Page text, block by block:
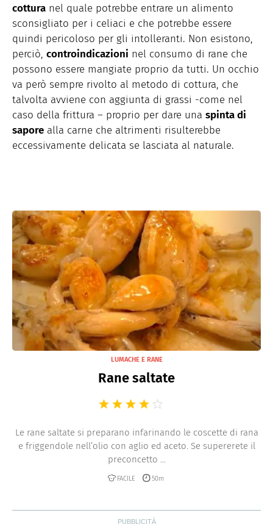
cottura nel quale potrebbe entrare un alimento
sconsigliato per i celiaci e che potrebbe essere
quindi pericoloso per gli intolleranti. Non esistono,
perciò, controindicazioni nel consumo di rane che
possono essere mangiate proprio da tutti. Un occhio
va però sempre rivolto al metodo di cottura, che
talvolta avviene con aggiunta di grassi -come nel
caso della frittura – proprio per dare una spinta di
sapore alla carne che altrimenti risulterebbe
eccessivamente delicata se lasciata al naturale.
LUMACHE E RANE
Rane saltate
Le rane saltate si preparano infarinando le coscette di rana
e friggendole nell’olio con aglio ed aceto. Se supererete il
preconcetto ...
FACILE 50m